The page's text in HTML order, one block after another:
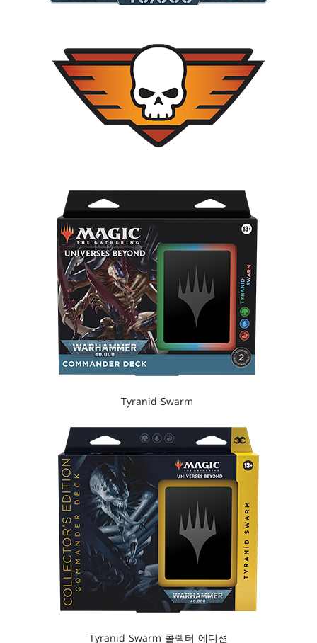
Tyranid Swarm
Tyranid Swarm 콜렉터 에디션